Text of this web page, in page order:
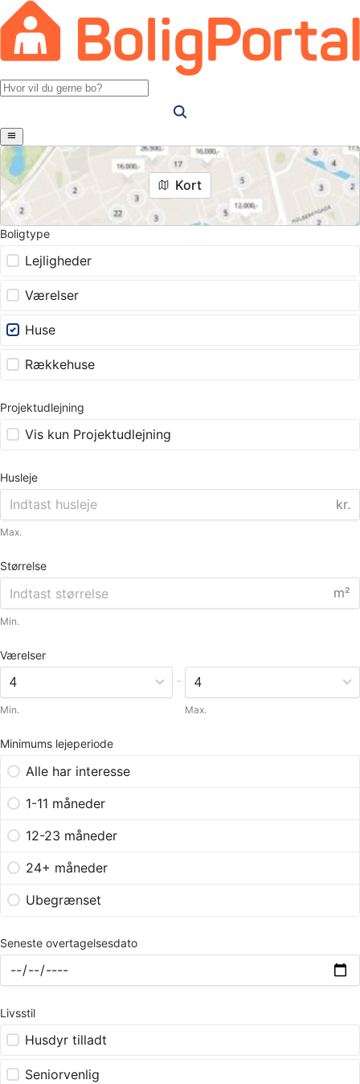
Kort
Boligtype
Lejligheder
Værelser
Huse
Rækkehuse
Projektudlejning
Vis kun Projektudlejning
Husleje
kr.
Max.
Størrelse
m²
Min.
Værelser
Min.
-
Max.
Minimums lejeperiode
Alle har interesse
1-11 måneder
12-23 måneder
24+ måneder
Ubegrænset
Seneste overtagelsesdato
Livsstil
Husdyr tilladt
Seniorvenlig